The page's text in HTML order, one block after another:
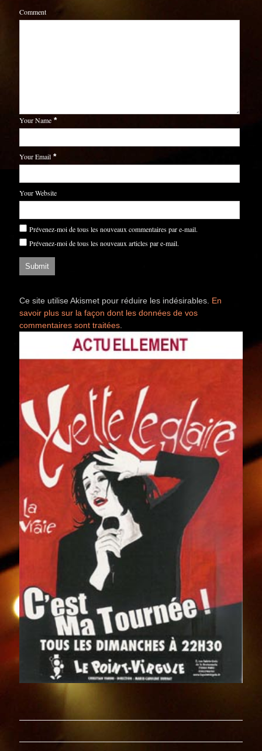
Comment
Your Name *
Your Email *
Your Website
Prévenez-moi de tous les nouveaux commentaires par e-mail.
Prévenez-moi de tous les nouveaux articles par e-mail.
Ce site utilise Akismet pour réduire les indésirables. En
savoir plus sur la façon dont les données de vos
commentaires sont traitées.